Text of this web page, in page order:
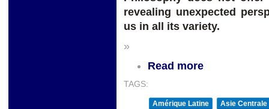
revealing unexpected
us in all its variety.
»
Read more
TAGS:
Amérique Latine
Asie Centrale